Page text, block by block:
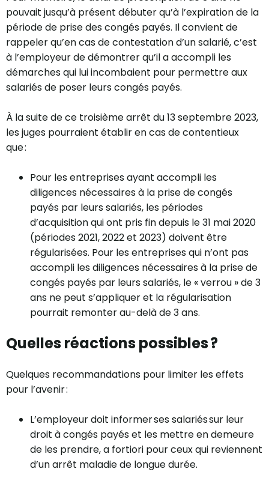
pouvait jusqu’à présent débuter qu’à l’expiration de la
période de prise des congés payés. Il convient de
rappeler qu’en cas de contestation d’un salarié, c’est
à l’employeur de démontrer qu’il a accompli les
démarches qui lui incombaient pour permettre aux
salariés de poser leurs congés payés.
À la suite de ce troisième arrêt du 13 septembre 2023,
les juges pourraient établir en cas de contentieux
que :
Pour les entreprises ayant accompli les
diligences nécessaires à la prise de congés
payés par leurs salariés, les périodes
d’acquisition qui ont pris fin depuis le 31 mai 2020
(périodes 2021, 2022 et 2023) doivent être
régularisées. Pour les entreprises qui n’ont pas
accompli les diligences nécessaires à la prise de
congés payés par leurs salariés, le « verrou » de 3
ans ne peut s’appliquer et la régularisation
pourrait remonter au-delà de 3 ans.
Quelles réactions possibles ?
Quelques recommandations pour limiter les effets
pour l’avenir :
L’employeur doit informer ses salariés sur leur
droit à congés payés et les mettre en demeure
de les prendre, a fortiori pour ceux qui reviennent
d’un arrêt maladie de longue durée.